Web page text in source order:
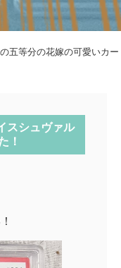
等分の花嫁の可愛いカー
スシュヴァル
！